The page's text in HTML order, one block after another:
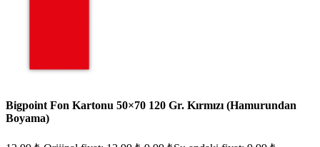
Bigpoint Fon Kartonu 50×70 120 Gr. Kırmızı (Hamurundan
Boyama)